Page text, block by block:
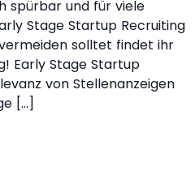
spürbar und für viele
Stage Startup Recruiting
solltet findet ihr
Early Stage Startup
von Stellenanzeigen
[…]